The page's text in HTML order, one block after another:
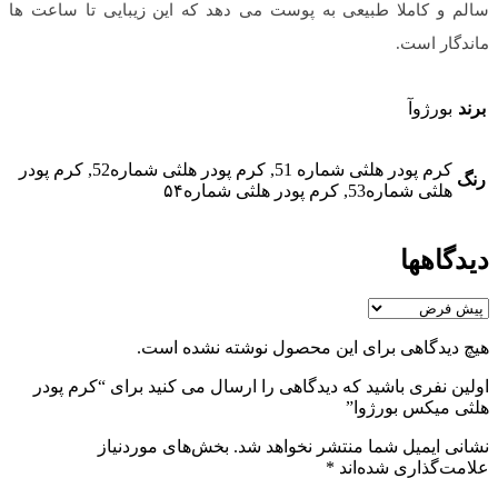
سالم و کاملا طبیعی به پوست می دهد که این زیبایی تا ساعت ها
ماندگار است.
برند بورژوآ
رنگ
کرم پودر هلثی شماره 51, کرم پودر هلثی شماره52, کرم پودر
هلثی شماره53, کرم پودر هلثی شماره۵۴
دیدگاهها
هیچ دیدگاهی برای این محصول نوشته نشده است.
اولین نفری باشید که دیدگاهی را ارسال می کنید برای “کرم پودر
هلثی میکس بورژوا”
نشانی ایمیل شما منتشر نخواهد شد. بخش‌های موردنیاز
علامت‌گذاری شده‌اند *